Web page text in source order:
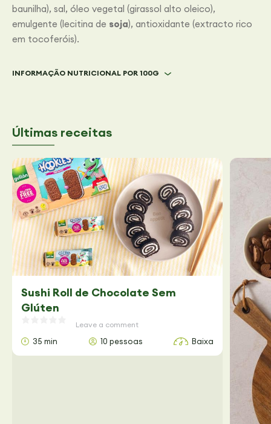
baunilha), sal, óleo vegetal (girassol alto oleico),
emulgente (lecitina de soja), antioxidante (extracto rico
em tocoferóis).
INFORMAÇÃO NUTRICIONAL POR 100G
Últimas receitas
Sushi Roll de Chocolate Sem
Glúten
Leave a comment
35 min 10 pessoas Baixa